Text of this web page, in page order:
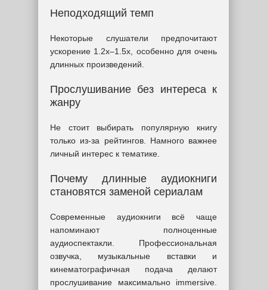
Неподходящий темп
Некоторые слушатели предпочитают
ускорение 1.2x–1.5x, особенно для очень
длинных произведений.
Прослушивание без интереса к
жанру
Не стоит выбирать популярную книгу
только из-за рейтингов. Намного важнее
личный интерес к тематике.
Почему длинные аудиокниги
становятся заменой сериалам
Современные аудиокниги всё чаще
напоминают полноценные
аудиоспектакли. Профессиональная
озвучка, музыкальные вставки и
кинематографичная подача делают
прослушивание максимально immersive.